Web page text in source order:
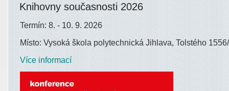
Knihovny současnosti 2026
Termín: 8. - 10. 9. 2026
Místo: Vysoká škola polytechnická Jihlava, Tolstého
Více informací